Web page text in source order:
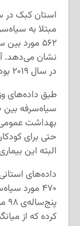
مبتلا به
نشان می‌دهد.
در سال ۲۰۱۹ بود که ۱۲۶۹ مورد ابتلا گزارش شد.
طبق داده‌های
بهداشت عمومی
حتی برای
البته این
داده‌های
۴۷۰ مورد